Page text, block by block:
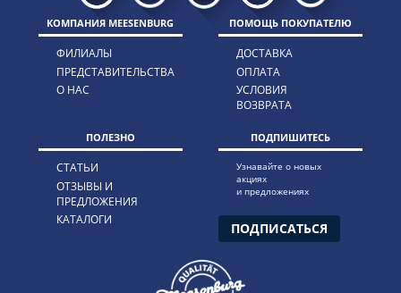
КОМПАНИЯ MEESENBURG
ФИЛИАЛЫ
ПРЕДСТАВИТЕЛЬСТВА
О НАС
ПОМОЩЬ ПОКУПАТЕЛЮ
ДОСТАВКА
ОПЛАТА
УСЛОВИЯ
ВОЗВРАТА
ПОЛЕЗНО
СТАТЬИ
ОТЗЫВЫ И
ПРЕДЛОЖЕНИЯ
КАТАЛОГИ
ПОДПИШИТЕСЬ
Узнавайте о новых
акциях
и предложениях
ПОДПИСАТЬСЯ